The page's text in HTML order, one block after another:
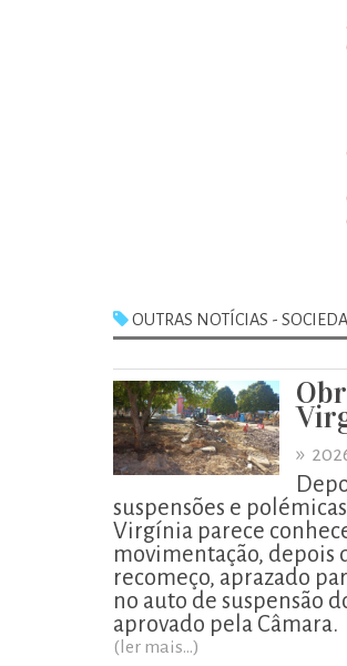
OUTRAS NOTÍCIAS -
»
suspensões e
Virgínia parece
movimentação, depois
recomeço, aprazado
no auto de suspensão
aprovado pela Câmara.
(ler mais...)